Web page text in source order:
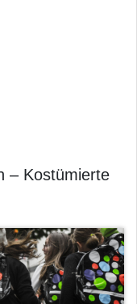
– Kostümierte